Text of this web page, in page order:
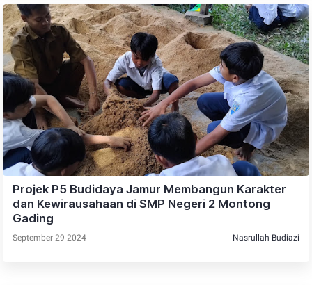
Projek P5 Budidaya Jamur Membangun Karakter
dan Kewirausahaan di SMP Negeri 2 Montong
Gading
September 29 2024 Nasrullah Budiazi